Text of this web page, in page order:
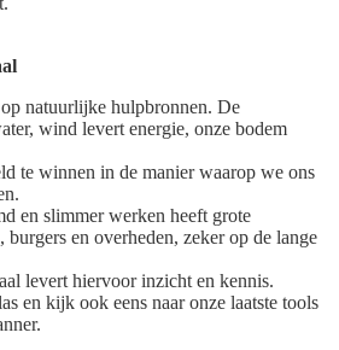
natuurlijke hulpbronnen. De
wind levert energie, onze bodem
te winnen in de manier waarop we ons
en slimmer werken heeft grote
en overheden, zeker op de lange
levert hiervoor inzicht en kennis.
en kijk ook eens naar onze laatste tools